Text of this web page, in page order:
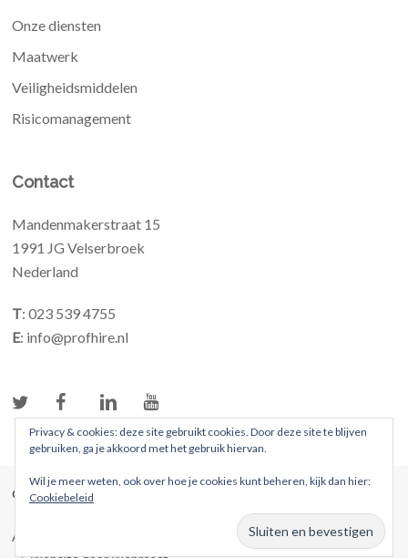
Onze diensten
Maatwerk
Veiligheidsmiddelen
Risicomanagement
Contact
Mandenmakerstraat 15
1991 JG Velserbroek
Nederland
T: 023 539 4755
E: info@profhire.nl
© 2026 ProFhire. Alle rechten voorbehouden
Algemene voorwaarden
Privacybeleid
Privacy & cookies: deze site gebruikt cookies. Door deze site te blijven
gebruiken, ga je akkoord met het gebruik hiervan.
Wil je meer weten, ook over hoe je cookies kunt beheren, kijk dan hier:
Cookiebeleid